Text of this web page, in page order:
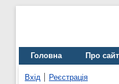
Головна Про сайт
Вхід Реєстрація